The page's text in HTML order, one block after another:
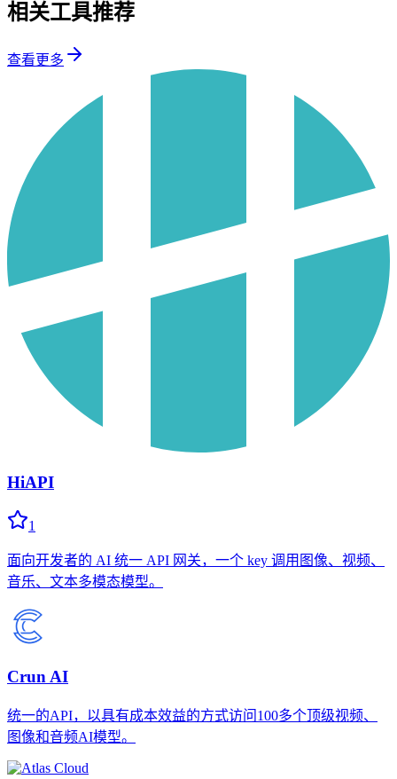
相关工具推荐
查看更多
HiAPI
1
面向开发者的 AI 统一 API 网关，一个 key 调用图像、视频、
音乐、文本多模态模型。
Crun AI
统一的API，以具有成本效益的方式访问100多个顶级视频、
图像和音频AI模型。